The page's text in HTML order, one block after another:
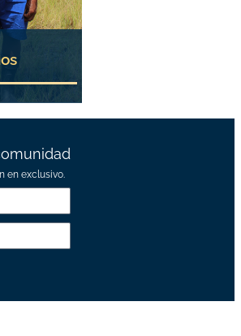
en exclusivo.